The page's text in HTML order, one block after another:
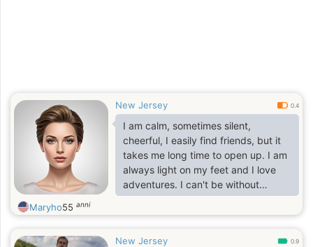
New Jersey 0.4
I am calm, sometimes silent,
cheerful, I easily find friends, but it
takes me long time to open up. I am
always light on my feet and I love
adventures. I can't be without
communication for a long time. I
constantly learn something new.
Maryho55 anni
New Jersey 0.9